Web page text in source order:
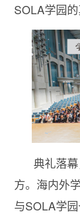
SOLA学园的
典礼落
方。海内外
与SOLA学园